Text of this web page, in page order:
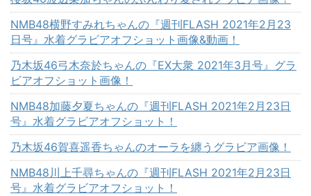
NMB48横野すみれちゃんの『週刊FLASH 2021年2月23
日号』水着グラビアオフショット画像&動画！
乃木坂46弓木奈於ちゃんの『EX大衆 2021年3月号』グラ
ビアオフショット画像！
NMB48加藤夕夏ちゃんの『週刊FLASH 2021年2月23日
号』水着グラビアオフショット！
乃木坂46賀喜遥香ちゃんのオーラを纏うグラビア画像！
NMB48川上千尋ちゃんの『週刊FLASH 2021年2月23日
号』水着グラビアオフショット！